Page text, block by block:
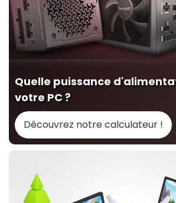
Quelle puissance
votre PC ?
Découvrez notre calculateur !